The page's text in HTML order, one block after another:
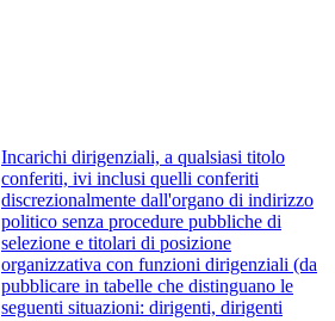
Incarichi dirigenziali, a qualsiasi titolo
conferiti, ivi inclusi quelli conferiti
discrezionalmente dall'organo di indirizzo
politico senza procedure pubbliche di
selezione e titolari di posizione
organizzativa con funzioni dirigenziali (da
pubblicare in tabelle che distinguano le
seguenti situazioni: dirigenti, dirigenti